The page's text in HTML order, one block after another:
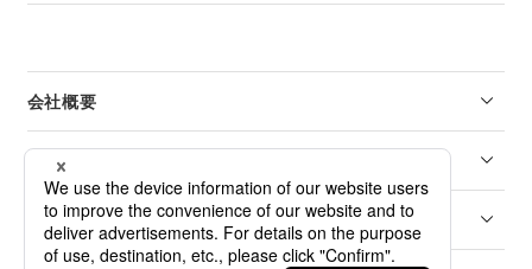
会社概要
リーガル
カスタマーサービス